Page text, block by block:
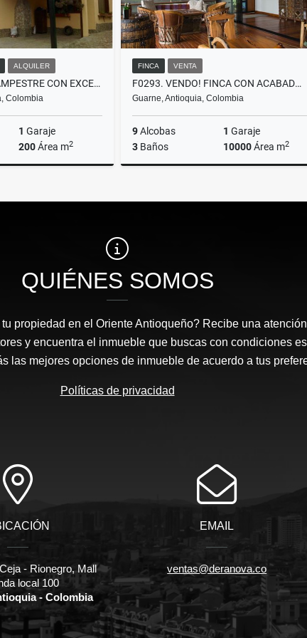
ALQUILER
T0495. CASA CAMPESTRE CON EXCELENTES ESPACIOS EN EL RETIRO ANTIOQUIA
Colombia
1 Garaje
200Área m2
$4.800.000
FINCA VENTA
F0293. VENDO! FINCA CON ACABADOS DE LUJO Y SECTOR EN GUARNE
Guarne, Antioquia, Colombia
9Alcobas 1 Garaje
3 Baños 10000Área m2
$3.000.000.000
QUIÉNES SOMOS
propiedad en el Oriente Antioqueño? Recibe una
y encuentra el inmueble que buscas con condiciones
las mejores opciones de inmueble de acuerdo a tus
Políticas de privacidad
- Rionegro, Mall
local 100
- Colombia
EMAIL
ventas@deranova.co